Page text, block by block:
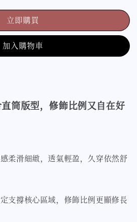
立即購買
加入購物車
筒版型，修飾比例又自在好
柔滑細緻，透氣輕盈，久穿依然舒
支撐核心區域，修飾比例更顯修長